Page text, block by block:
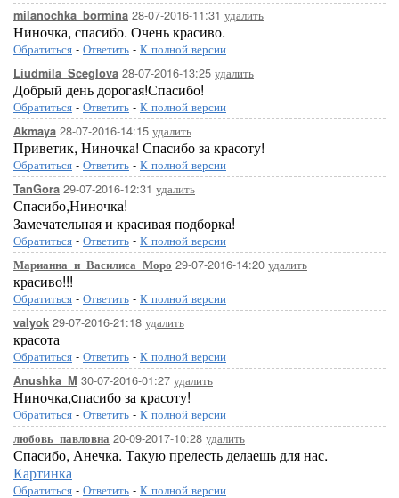
milanochka_bormina 28-07-2016-11:31 удалить
Ниночка, спасибо. Очень красиво.
Обратиться - Ответить - К полной версии
Liudmila_Sceglova 28-07-2016-13:25 удалить
Добрый день дорогая!Спасибо!
Обратиться - Ответить - К полной версии
Akmaya 28-07-2016-14:15 удалить
Приветик, Ниночка! Спасибо за красоту!
Обратиться - Ответить - К полной версии
TanGora 29-07-2016-12:31 удалить
Спасибо,Ниночка!
Замечательная и красивая подборка!
Обратиться - Ответить - К полной версии
Марианна_и_Василиса_Моро 29-07-2016-14:20 удалить
красиво!!!
Обратиться - Ответить - К полной версии
valyok 29-07-2016-21:18 удалить
красота
Обратиться - Ответить - К полной версии
Anushka_M 30-07-2016-01:27 удалить
Ниночка,cпасибо за красоту!
Обратиться - Ответить - К полной версии
любовь_павловна 20-09-2017-10:28 удалить
Спасибо, Анечка. Такую прелесть делаешь для нас.
Картинка
Обратиться - Ответить - К полной версии